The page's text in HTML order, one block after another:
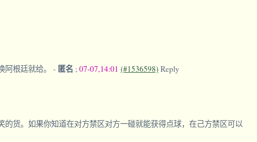
根廷就给。 - 匿名 ; 07-07,14:01 (#1536598) Reply
货。如果你知道在对方禁区对方一碰就能获得点球，在己方禁区可以